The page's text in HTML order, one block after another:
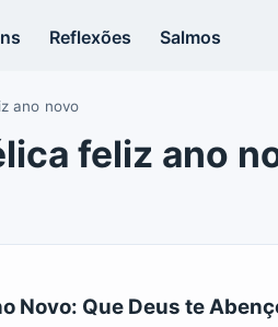
Reflexões Salmos
ano novo
feliz ano
Novo: Que Deus te